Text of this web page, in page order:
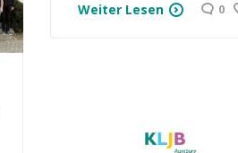
Weiter Lesen 0